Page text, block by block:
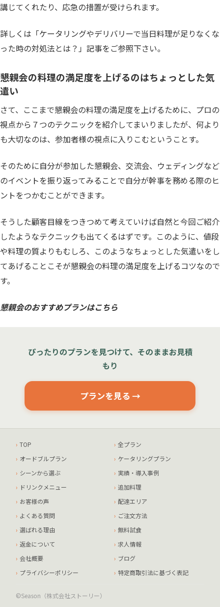
講じてくれたり、応急の措置が受けられます。
詳しくは「ケータリングやデリバリーで当日料理が足りなくな
った時の対処法とは？」記事をご参照下さい。
懇親会の料理の満足度を上げるのはちょっとした気
遣い
さて、ここまで懇親会の料理の満足度を上げるために、プロの
視点から７つのテクニックを紹介してまいりましたが、何より
も大切なのは、参加者様の視点に入りこむということす。
そのために自分が参加した懇親会、交流会、ウェディングなど
のイベントを振り返ってみることで自分が幹事を務める際のヒ
ントをつかむことができます。
そうした顧客目線をつきつめて考えていけば自然と今回ご紹介
したようなテクニックも出てくるはずです。このように、値段
や料理の質よりもむしろ、このようなちょっとした気遣いをし
てあげることこそが懇親会の料理の満足度を上げるコツなので
す。
懇親会のおすすめプランはこちら
ぴったりのプランを見つけて、そのままお見積
もり
プランを見る →
TOP
全プラン
オードブルプラン
ケータリングプラン
シーンから選ぶ
実績・導入事例
ドリンクメニュー
追加料理
お客様の声
配達エリア
よくある質問
ご注文方法
選ばれる理由
無料試食
返金について
求人情報
会社概要
ブログ
プライバシーポリシー
特定商取引法に基づく表記
©Season（株式会社ストーリー）